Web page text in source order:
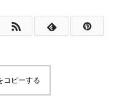
コピーする